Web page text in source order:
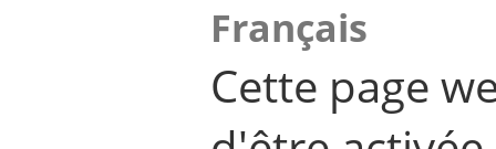
Français
Cette page